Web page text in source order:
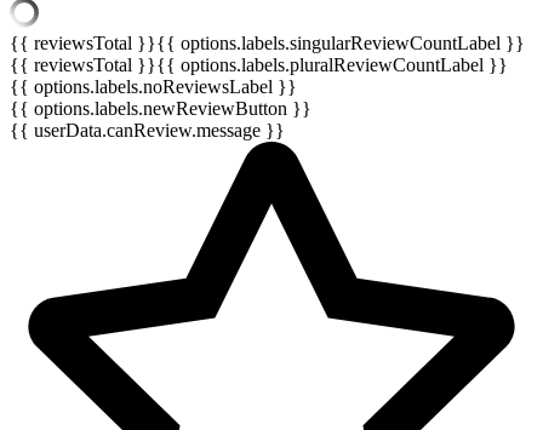
{{ reviewsTotal }}{{ options.labels.singularReviewCountLabel }}
{{ reviewsTotal }}{{ options.labels.pluralReviewCountLabel }}
{{ options.labels.noReviewsLabel }}
{{ options.labels.newReviewButton }}
{{ userData.canReview.message }}